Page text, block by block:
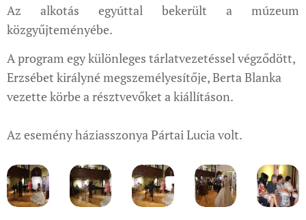
Az alkotás egyúttal bekerült a múzeum
közgyűjteményébe.
A program egy különleges tárlatvezetéssel végződött,
Erzsébet királyné megszemélyesítője, Berta Blanka
vezette körbe a résztvevőket a kiállításon.
Az esemény háziasszonya Pártai Lucia volt.